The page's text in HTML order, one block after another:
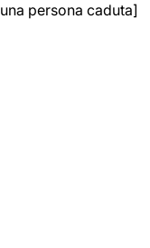
persona caduta]